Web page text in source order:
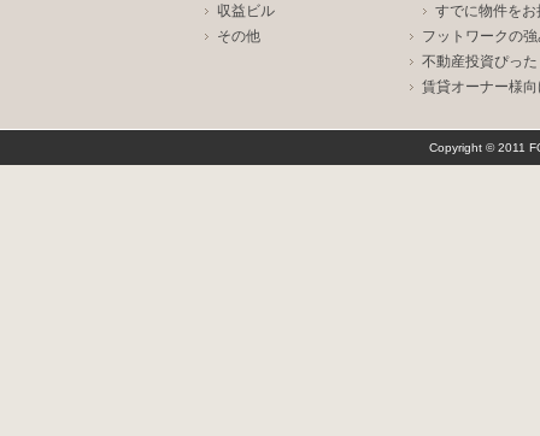
収益ビル
その他
すでに物件を
フットワークの
不動産投資ぴっ
賃貸オーナー様
Copyright © 2011